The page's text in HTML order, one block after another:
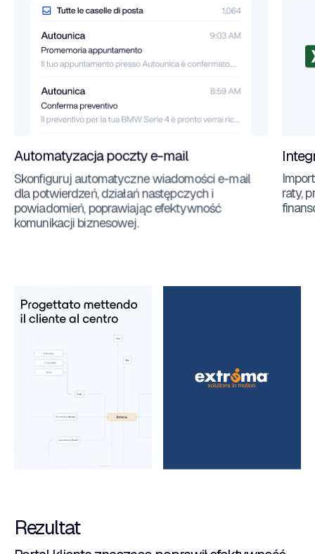
Automatyzacja poczty e-mail
Skonfiguruj automatyczne wiadomości e-mail
dla potwierdzeń, działań następczych i
powiadomień, poprawiając efektywność
komunikacji biznesowej.
raty,
Rezultat